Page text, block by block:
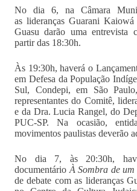
No dia 6, na Câmara
as lideranças Guarani
Guasu darão uma entrevista
partir das 18:30h.
Às 19:30h, haverá o
em Defesa da População
Sul, Condepi, em São
representantes do Comitê,
e da Dra. Lucia Rangel, do
PUC-SP. Na ocasião,
movimentos paulistas deverão
No dia 7, às 20:30h,
documentário À Sombra de
de debate com as lideranças